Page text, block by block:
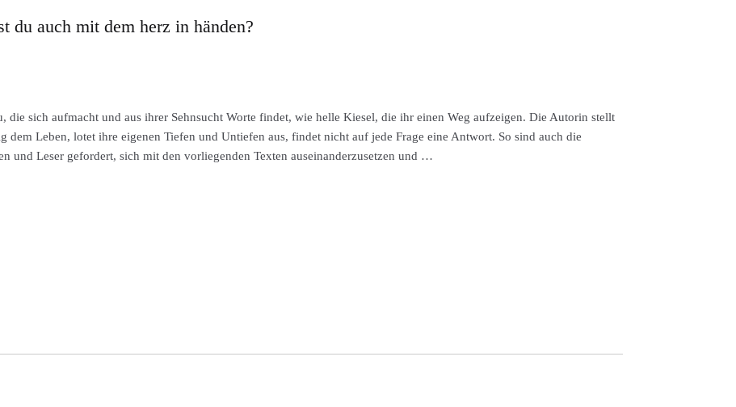
du auch mit dem herz in händen?
die sich aufmacht und aus ihrer Sehnsucht Worte findet, wie helle Kiesel, die ihr einen Weg aufzeigen. Die Autorin stellt
dem Leben, lotet ihre eigenen Tiefen und Untiefen aus, findet nicht auf jede Frage eine Antwort. So sind auch die
und Leser gefordert, sich mit den vorliegenden Texten auseinanderzusetzen und …